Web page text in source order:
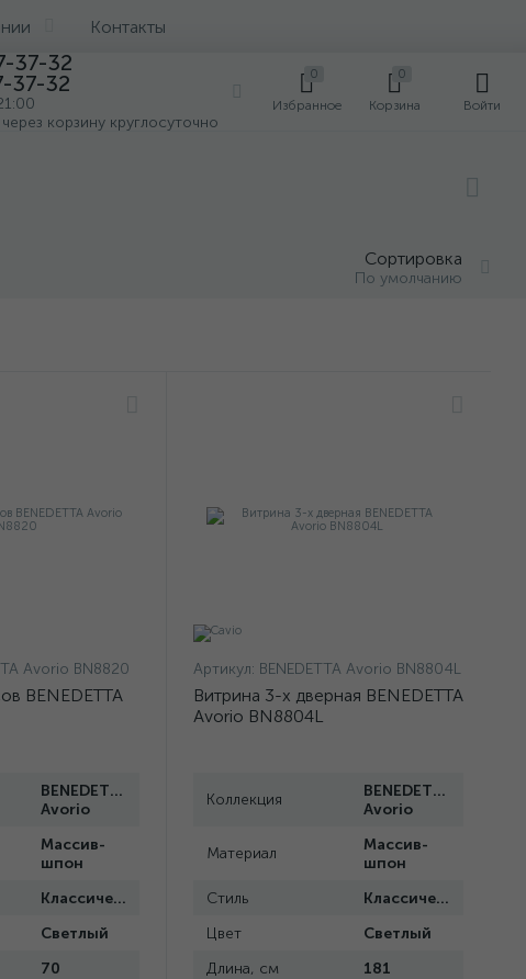
Контакты
37-32
37-32
корзину круглосуточно
0
Избранное
0
Корзина Войти
Сортировка
По умолчанию
Avorio BN8820
BENEDETTA
BENEDETTA
Avorio
Массив-
шпон
Классический
Светлый
70
Артикул: BENEDETTA Avorio BN8804L
Витрина 3-х дверная BENEDETTA
Avorio BN8804L
Коллекция
BENEDETTA
Avorio
Материал
Массив-
шпон
Стиль
Классический
Цвет
Светлый
Длина, см
181